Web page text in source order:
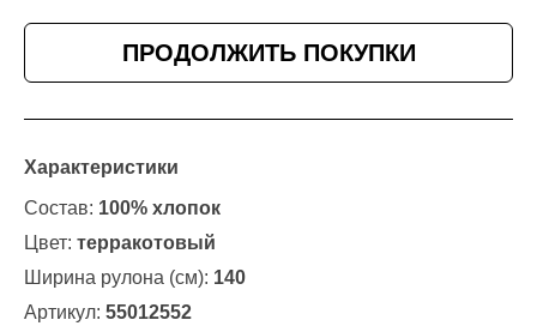
ПРОДОЛЖИТЬ ПОКУПКИ
Характеристики
Состав: 100% хлопок
Цвет: терракотовый
Ширина рулона (см): 140
Артикул: 55012552